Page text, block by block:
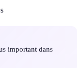
important dans